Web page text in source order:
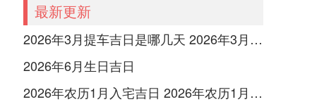
最新更新
2026年3月提车吉日是哪几天 2026年3月26号提车
2026年6月生日吉日
2026年农历1月入宅吉日 2026年农历1月入宅最好的日子